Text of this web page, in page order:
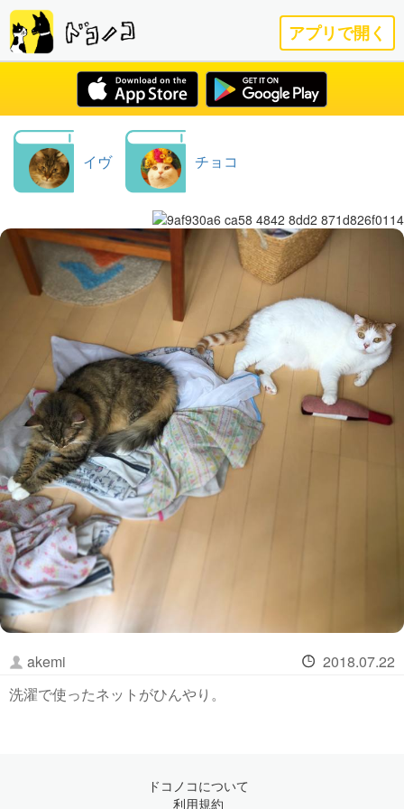
アプリで開く
イヴ チョコ
akemi
2018.07.22
洗濯で使ったネットがひんやり。
ドコノコについて
利用規約